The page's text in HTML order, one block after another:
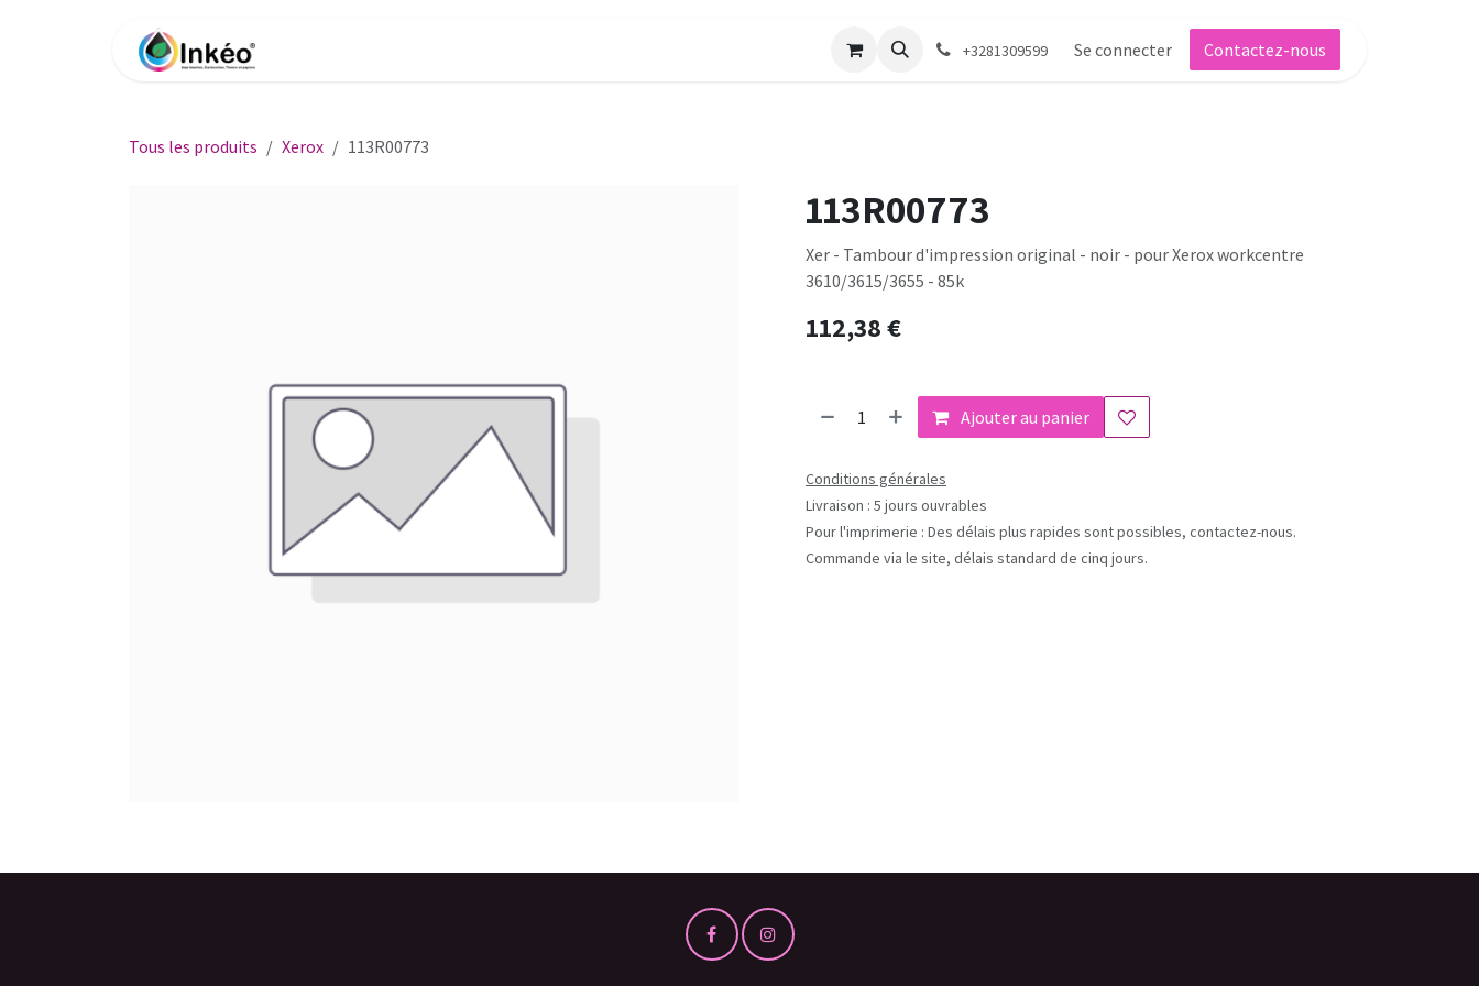
+3281309599 Se connecter Contactez-nous
Tous les produits Xerox 113R00773
113R00773
Xer - Tambour d'impression original - noir - pour Xerox workcentre
3610/3615/3655 - 85k
112,38€
Ajouter au panier
Conditions générales
Livraison : 5 jours ouvrables
Pour l'imprimerie : Des délais plus rapides sont possibles, contactez-nous.
Commande via le site, délais standard de cinq jours.